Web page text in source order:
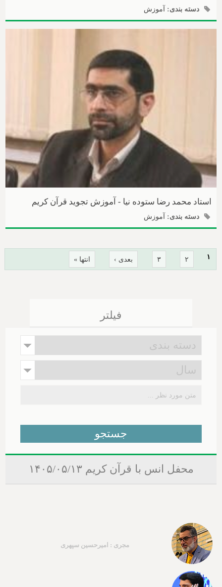
دسته بندی: آموزش
استاد محمد رضا ستوده نیا - آموزش تجوید قرآن کریم
دسته بندی: آموزش
صفحه‌ها
۱ ۲ ۳ بعدی › انتها »
فیلتر
محفل انس با قرآن کریم ۱۴۰۵/۰۵/۱۳
مجری : امیرحسین سپهری